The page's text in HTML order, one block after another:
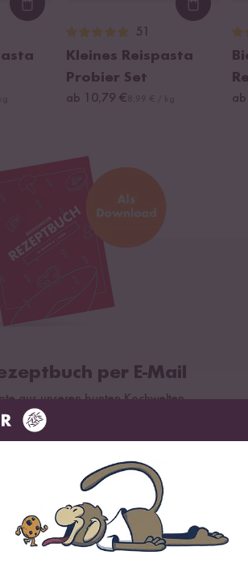
Loading...
51
Kleines Reispasta
Probier Set
ab 10,79 €
per E-Mail
aus unseren bunten Kochwelten
bis hin zu Desserts
Jetzt sichern